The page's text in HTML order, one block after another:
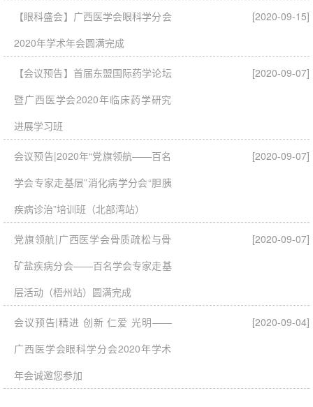
【眼科盛会】广西医学会眼科学分会
2020年学术年会圆满完成
[2020-09-15]
【会议预告】首届东盟国际药学论坛
暨广西医学会2020年临床药学研究
进展学习班
[2020-09-07]
会议预告|2020年“党旗领航——百名
学会专家走基层”消化病学分会“胆胰
疾病诊治”培训班（北部湾站）
[2020-09-07]
党旗领航|广西医学会骨质疏松与骨
矿盐疾病分会——百名学会专家走基
层活动（梧州站）圆满完成
[2020-09-07]
会议预告|精进 创新 仁爱 光明——
广西医学会眼科学分会2020年学术
年会诚邀您参加
[2020-09-04]